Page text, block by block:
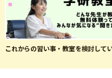
これからの習い事・教室を検討して